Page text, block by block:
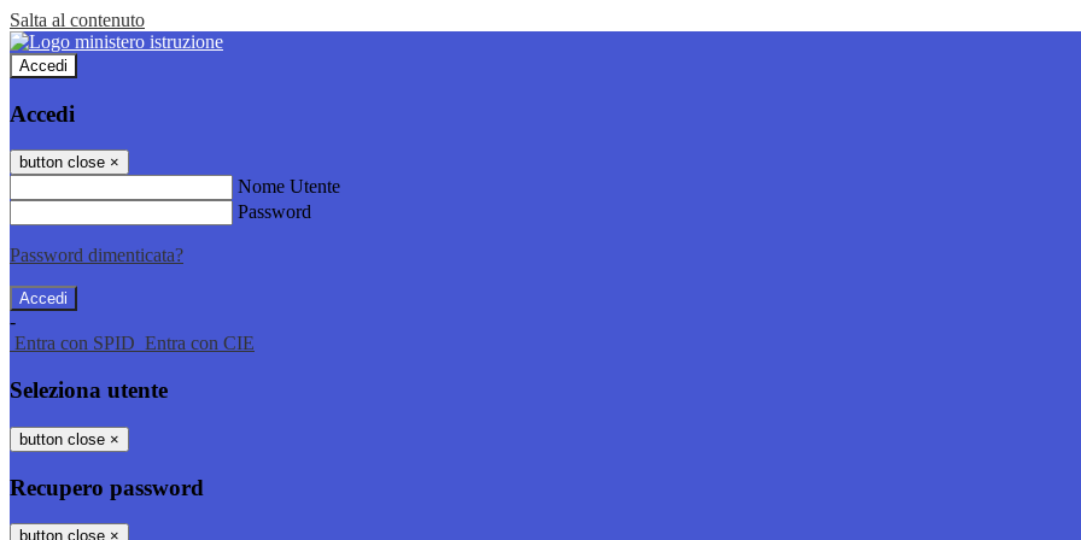
Salta al contenuto
Accedi
Accedi
button close ×
Nome Utente
Password
Password dimenticata?
-
Entra con SPID Entra con CIE
Seleziona utente
button close ×
Recupero password
button close ×